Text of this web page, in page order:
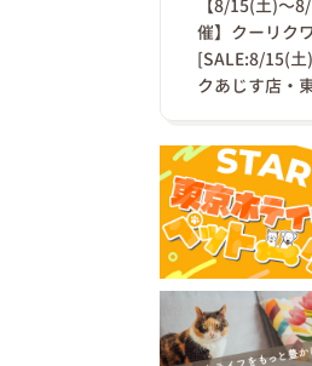
【8/15(土)〜
催】クーリク
[SALE:8/15(
クあじす店・